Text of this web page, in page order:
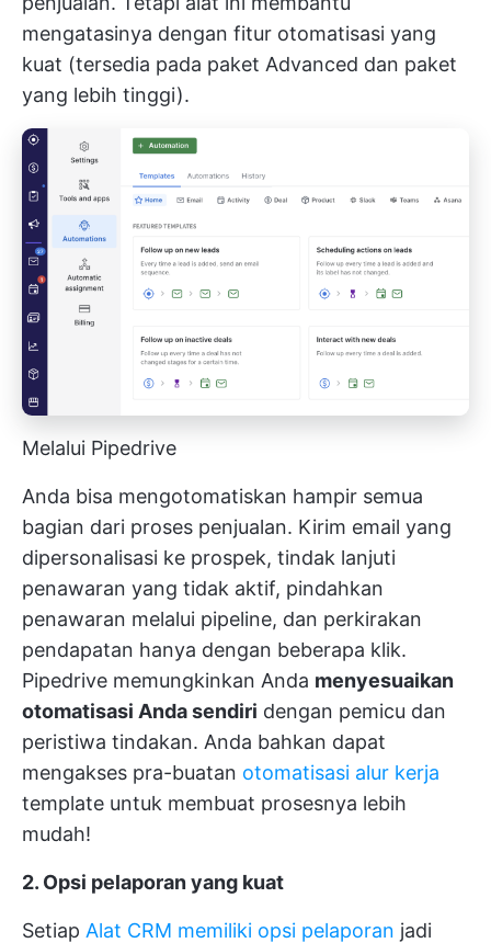
mengatasinya dengan fitur otomatisasi yang
kuat (tersedia pada paket Advanced dan paket
yang lebih tinggi).
Melalui Pipedrive
Anda bisa mengotomatiskan hampir semua
bagian dari proses penjualan. Kirim email yang
dipersonalisasi ke prospek, tindak lanjuti
penawaran yang tidak aktif, pindahkan
penawaran melalui pipeline, dan perkirakan
pendapatan hanya dengan beberapa klik.
Pipedrive memungkinkan Anda menyesuaikan
otomatisasi Anda sendiri dengan pemicu dan
peristiwa tindakan. Anda bahkan dapat
mengakses pra-buatan otomatisasi alur kerja
template untuk membuat prosesnya lebih
mudah!
2. Opsi pelaporan yang kuat
Setiap Alat CRM memiliki opsi pelaporan jadi